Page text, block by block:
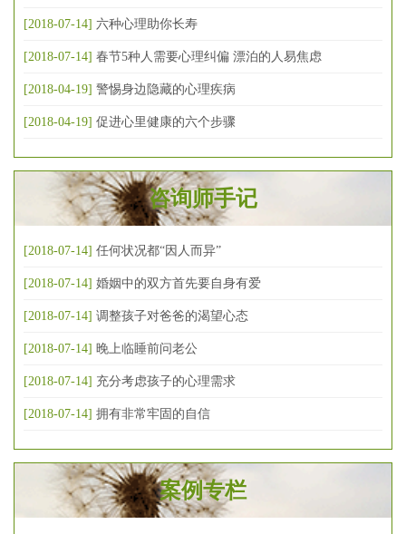
[2018-07-14] 六种心理助你长寿
[2018-07-14] 春节5种人需要心理纠偏 漂泊的人易焦虑
[2018-04-19] 警惕身边隐藏的心理疾病
[2018-04-19] 促进心里健康的六个步骤
咨询师手记
[2018-07-14] 任何状况都“因人而异”
[2018-07-14] 婚姻中的双方首先要自身有爱
[2018-07-14] 调整孩子对爸爸的渴望心态
[2018-07-14] 晚上临睡前问老公
[2018-07-14] 充分考虑孩子的心理需求
[2018-07-14] 拥有非常牢固的自信
案例专栏